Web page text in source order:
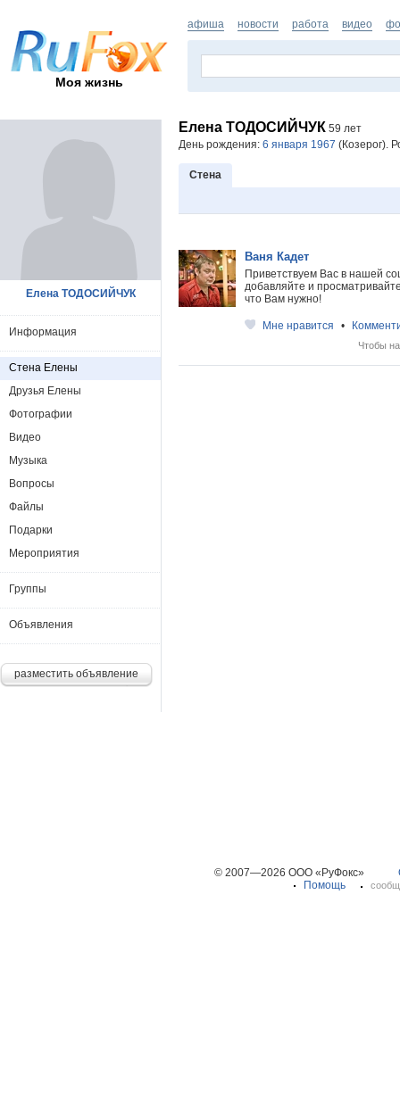
Моя жизнь
афиша новости работа видео
Елена ТОДОСИЙЧУК 59 лет
День рождения: 6 января 1967 (Козерог).
Стена
Ваня Кадет
Приветствуем Вас в нашей
добавляйте и
что Вам нужно!
Мне нравится •
Чтобы
Елена ТОДОСИЙЧУК
Информация
Стена Елены
Друзья Елены
Фотографии
Видео
Музыка
Вопросы
Файлы
Подарки
Мероприятия
Группы
Объявления
разместить объявление
© 2007—2026 ООО «РуФокс»
Помощь